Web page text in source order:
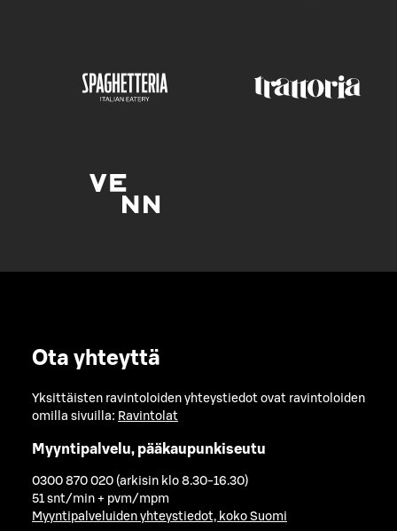
Ota yhteyttä
Yksittäisten ravintoloiden yhteystiedot ovat ravintoloiden
omilla sivuilla: Ravintolat
Myyntipalvelu, pääkaupunkiseutu
0300 870 020 (arkisin klo 8.30-16.30)
51 snt/min + pvm/mpm
Myyntipalveluiden yhteystiedot, koko Suomi